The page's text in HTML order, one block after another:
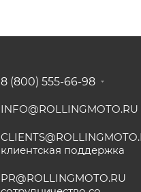
8 (800) 555-66-98
INFO@ROLLINGMOTO.RU
клиентская поддержка
PR@ROLLINGMOTO.RU